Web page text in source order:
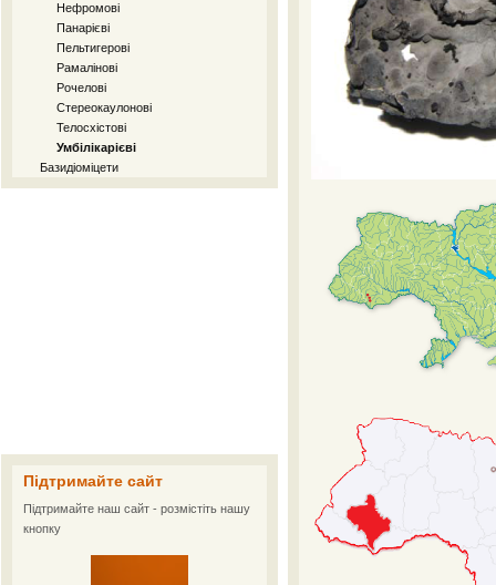
Нефромові
Панарієві
Пельтигерові
Рамалінові
Рочелові
Стереокаулонові
Телосхістові
Умбілікарієві
Базидіоміцети
Підтримайте сайт
Підтримайте наш сайт - розмістіть нашу
кнопку